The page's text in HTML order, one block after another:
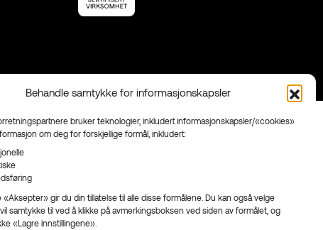
Behandle samtykke for informasjonskapsler
bruker teknologier, inkludert informasjonskapsler/«cookies»
om deg for forskjellige formål, inkludert:
«Aksepter» gir du din tillatelse til alle disse formålene. Du kan også velge
samtykke til ved å klikke på avmerkingsboksen ved siden av formålet, og
«Lagre innstillingene».